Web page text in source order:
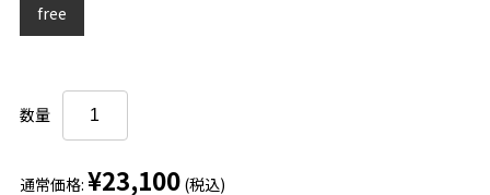
free
数量
通常価格: ¥23,100 (税込)